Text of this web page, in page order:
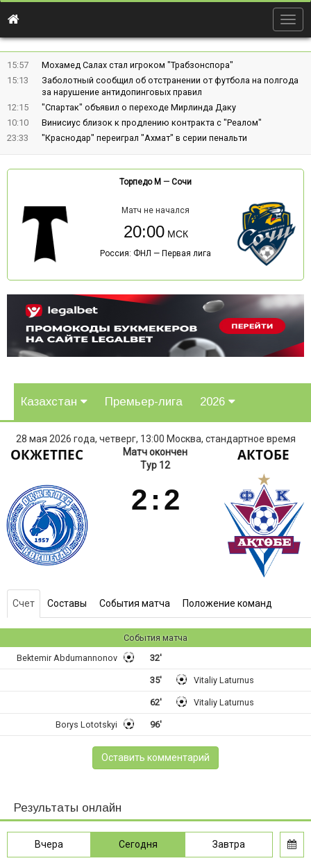
15:57
Мохамед Салах стал игроком "Трабзонспора"
15:13
Заболотный сообщил об отстранении от футбола на полгода
за нарушение антидопинговых правил
12:15
"Спартак" объявил о переходе Мирлинда Даку
10:10
Винисиус близок к продлению контракта с "Реалом"
23:33
"Краснодар" переиграл "Ахмат" в серии пенальти
Торпедо М — Сочи
Матч не начался
20:00
Россия: ФНЛ — Первая лига
Казахстан Премьер-лига 2026
28 мая 2026 года, четверг, 13:00 Москва, стандартное время
ОКЖЕТПЕС
Матч окончен
Тур 12
2 : 2
АКТОБЕ
Счет Составы События матча Положение команд
События матча
32'
Bektemir Abdumannonov
35' Vitaliy Laturnus
62' Vitaliy Laturnus
96'
Borys Lototskyi
Оставить комментарий
Результаты онлайн
Вчера Сегодня Завтра